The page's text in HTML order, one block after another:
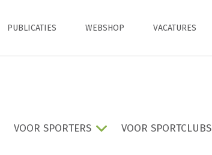
PUBLICATIES WEBSHOP VACATURES
VOOR SPORTERS VOOR SPORTCLUBS